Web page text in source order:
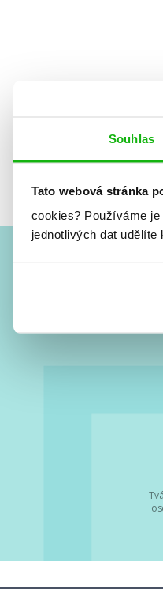
Souhlas
Tato webová stránka
cookies? Používáme
jednotlivých dat udělíte